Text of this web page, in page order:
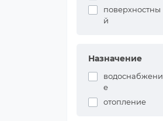
поверхностны
й
Назначение
водоснабжени
е
отопление